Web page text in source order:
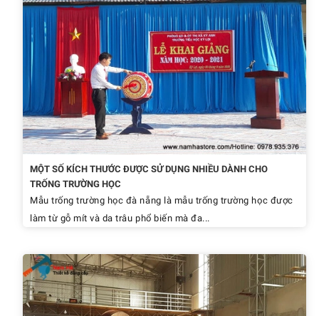
MỘT SỐ KÍCH THƯỚC ĐƯỢC SỬ DỤNG NHIỀU DÀNH CHO
TRỐNG TRƯỜNG HỌC
Mẫu trống trường học đà nẵng là mẫu trống trường học được
làm từ gỗ mít và da trâu phổ biến mà đa...